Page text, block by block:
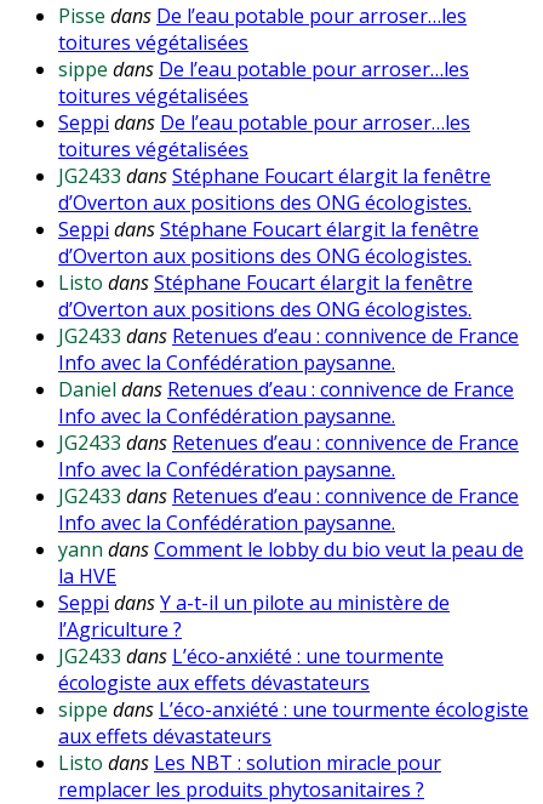
Pisse dans De l’eau potable pour arroser…les
toitures végétalisées
sippe dans De l’eau potable pour arroser…les
toitures végétalisées
Seppi dans De l’eau potable pour arroser…les
toitures végétalisées
JG2433 dansStéphane Foucart élargit la fenêtre
d’Overton aux positions des ONG écologistes.
Seppi dansStéphane Foucart élargit la fenêtre
d’Overton aux positions des ONG écologistes.
Listo dansStéphane Foucart élargit la fenêtre
d’Overton aux positions des ONG écologistes.
JG2433 dans Retenues d’eau : connivence de France
Info avec la Confédération paysanne.
Daniel dans Retenues d’eau : connivence de France
Info avec la Confédération paysanne.
JG2433 dans Retenues d’eau : connivence de France
Info avec la Confédération paysanne.
JG2433 dans Retenues d’eau : connivence de France
Info avec la Confédération paysanne.
yann dansComment le lobby du bio veut la peau de
la HVE
Seppi dansY a-t-il un pilote au ministère de
l’Agriculture ?
JG2433 dans L’éco-anxiété : une tourmente
écologiste aux effets dévastateurs
sippe dans L’éco-anxiété : une tourmente écologiste
aux effets dévastateurs
Listo dans Les NBT : solution miracle pour
remplacer les produits phytosanitaires ?